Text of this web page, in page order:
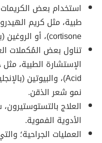
استخدام بعض
cortisone)، أو الروغين (بالإنجليزية: Rogaine).
تناول بعض المُكملات
نمو شعر الذقن.
العلاج
الأدوية الفموية.
العمليات الجراحية؛